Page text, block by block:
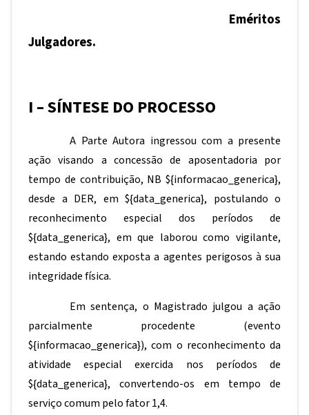
Eméritos
Julgadores.
I – SÍNTESE DO PROCESSO
A Parte Autora ingressou com a presente
ação visando a concessão de aposentadoria por
tempo de contribuição, NB ${informacao_generica},
desde a DER, em ${data_generica}, postulando o
reconhecimento especial dos períodos de
${data_generica}, em que laborou como vigilante,
estandoestando exposta a agentes perigosos à sua
integridade física.
Em sentença, o Magistrado julgou a ação
parcialmente procedente (evento
${informacao_generica}), com o reconhecimento da
atividade especial exercida nos períodos de
${data_generica}, convertendo-os em tempo de
serviço comum pelo fator 1,4.